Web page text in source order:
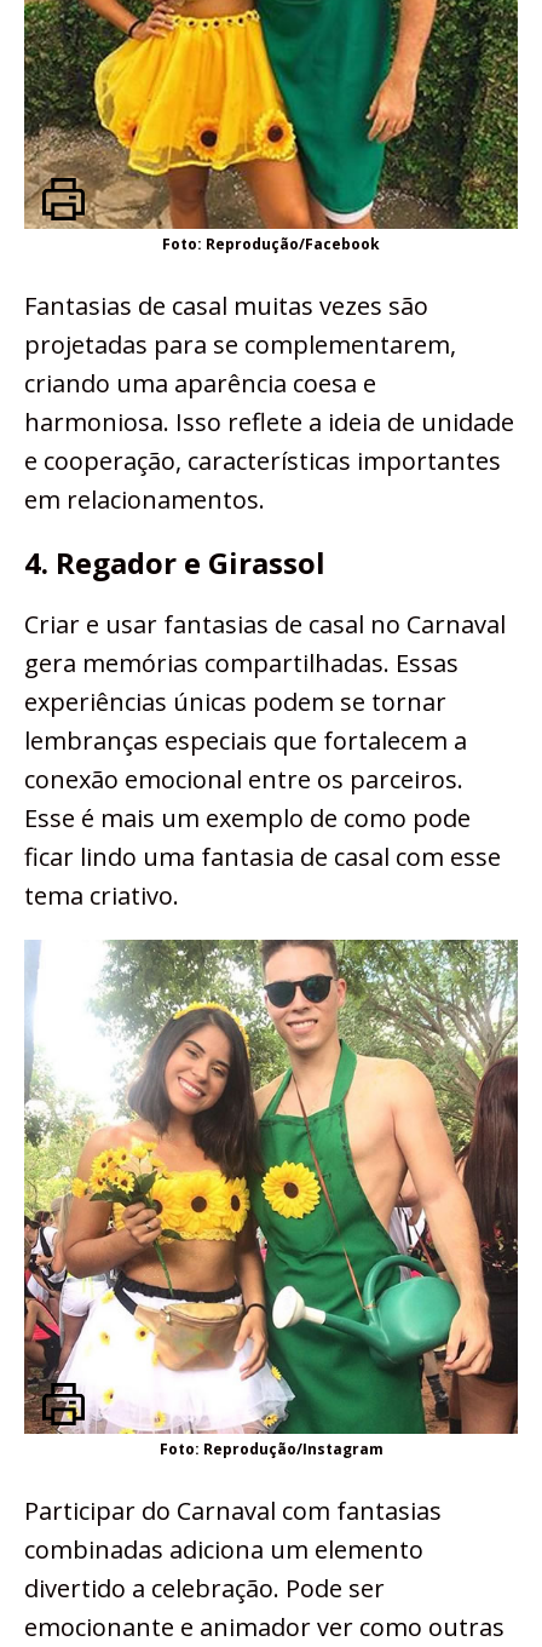
Foto: Reprodução/Facebook
Fantasias de casal muitas vezes são
projetadas para se complementarem,
criando uma aparência coesa e
harmoniosa. Isso reflete a ideia de unidade
e cooperação, características importantes
em relacionamentos.
4. Regador e Girassol
Criar e usar fantasias de casal no Carnaval
gera memórias compartilhadas. Essas
experiências únicas podem se tornar
lembranças especiais que fortalecem a
conexão emocional entre os parceiros.
Esse é mais um exemplo de como pode
ficar lindo uma fantasia de casal com esse
tema criativo.
Foto: Reprodução/Instagram
Participar do Carnaval com fantasias
combinadas adiciona um elemento
divertido a celebração. Pode ser
emocionante e animador ver como outras